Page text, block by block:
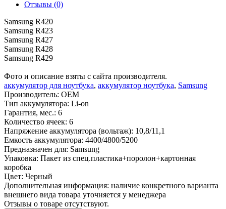
Отзывы (0)
Samsung R420
Samsung R423
Samsung R427
Samsung R428
Samsung R429
Фото и описание взяты с сайта производителя.
аккумулятор для ноутбука, аккумулятор ноутбука, Samsung
Производитель: OEM
Тип аккумулятора: Li-on
Гарантия, мес.: 6
Количество ячеек: 6
Напряжение аккумулятора (вольтаж): 10,8/11,1
Емкость аккумулятора: 4400/4800/5200
Предназначен для: Samsung
Упаковка: Пакет из спец.пластика+поролон+картонная
коробка
Цвет: Черный
Дополнительная информация: наличие конкретного варианта
внешнего вида товара уточняется у менеджера
Отзывы о товаре отсутствуют.